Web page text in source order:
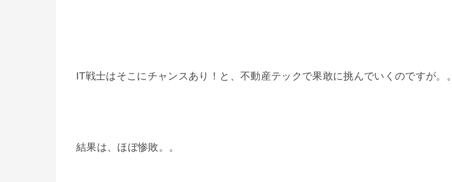
IT戦士はそこにチャンスあり！と、不動産テックで果敢に挑んでいくのですが。。
結果は、ほぼ惨敗。。